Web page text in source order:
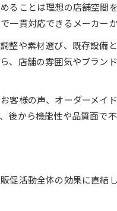
ることは理想の店舗空
貫対応できるメーカー
整や素材選び、既存設
、店舗の雰囲気やブラ
客様の声、オーダーメ
から機能性や品質面で
促活動全体の効果に直